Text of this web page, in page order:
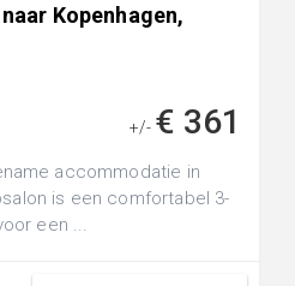
Kopenhagen,
+/- € 361
accommodatie in
is een comfortabel 3-
een ...